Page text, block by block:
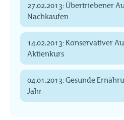
27.02.2013: Übertriebener
Nachkaufen
14.02.2013: Konservativer
Aktienkurs
04.01.2013: Gesunde
Jahr